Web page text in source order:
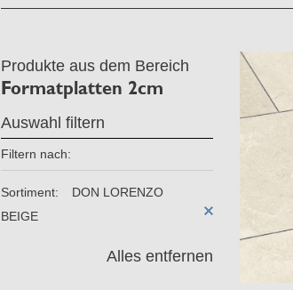
Produkte aus dem Bereich
Formatplatten 2cm
Auswahl filtern
Filtern nach:
Sortiment:
DON LORENZO
BEIGE
Alles entfernen